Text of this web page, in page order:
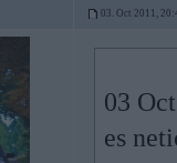
03. Oct 2011,
03
es